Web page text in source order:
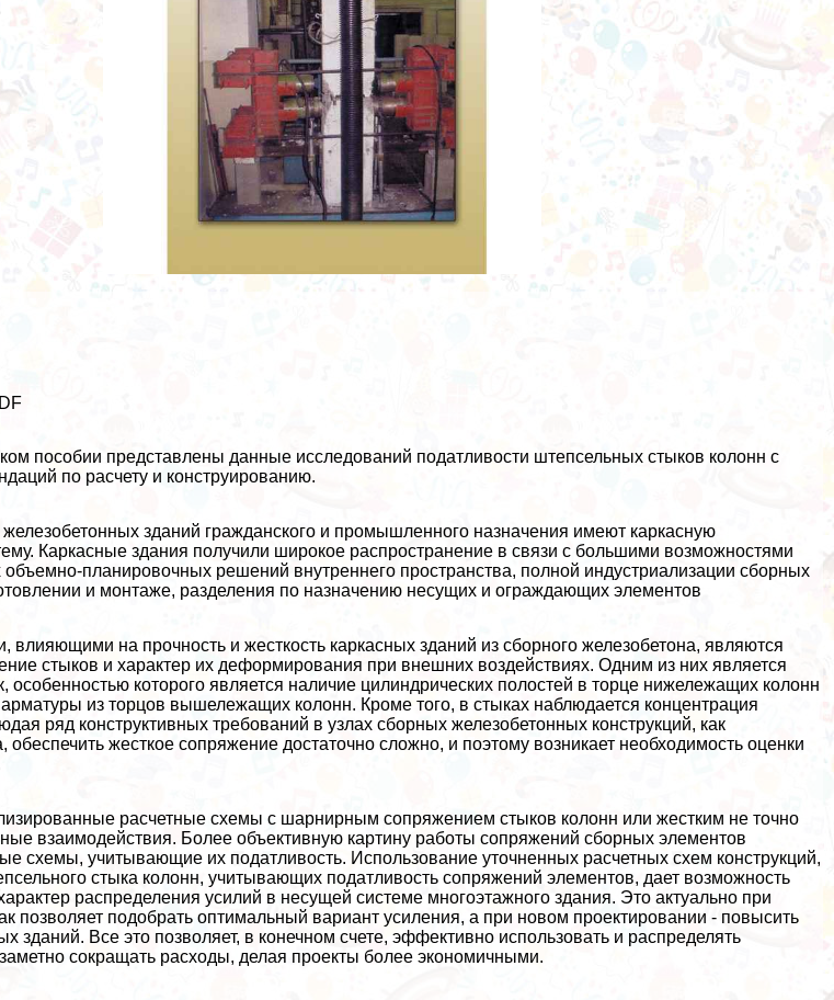
пособии представлены данные исследований податливости штепсельных стыков колонн с
по расчету и конструированию.
зданий гражданского и промышленного назначения имеют каркасную
Каркасные здания получили широкое распространение в связи с большими возможностями
объемно-планировочных решений внутреннего прострaнcтва, полной индустриализации сборных
и монтаже, разделения по назначению несущих и ограждающих элементов
на прочность и жесткость каркасных зданий из сборного железобетона, являются
стыков и хаpaктер их деформирования при внешних воздействиях. Одним из них является
особенностью которого является наличие цилиндрических полостей в торце нижележащих колонн
из торцов вышележащих колонн. Кроме того, в стыках наблюдается концентрация
ряд конструктивных требований в узлах сборных железобетонных конструкций, как
обеспечить жесткое сопряжение достаточно сложно, и поэтому возникает необходимость оценки
расчетные схемы с шарнирным сопряжением стыков колонн или жестким не точно
взаимодействия. Более объективную картину работы сопряжений сборных элементов
схемы, учитывающие их податливость. Использование уточненных расчетных схем конструкций,
стыка колонн, учитывающих податливость сопряжений элементов, дает возможность
распределения усилий в несущей системе многоэтажного здания. Это актуально при
позволяет подобрать оптимальный вариант усиления, а при новом проектировании - повысить
зданий. Все это позволяет, в конечном счете, эффективно использовать и распределять
сокращать расходы, делая проекты более экономичными.